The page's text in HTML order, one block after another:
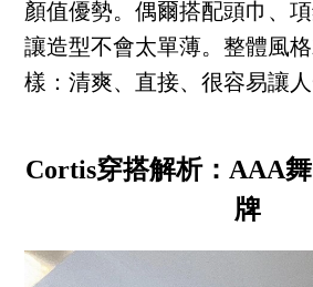
顏值優勢。偶爾搭配頭巾、
讓造型不會太單薄。整體風
樣：清爽、直接、很容易讓人
Cortis穿搭解析：AAA
牌